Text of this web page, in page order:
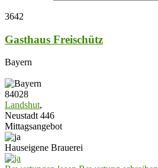
3642
Gasthaus Freischütz
Bayern
84028
Landshut,
Neustadt 446
Mittagsangebot
Hauseigene Brauerei